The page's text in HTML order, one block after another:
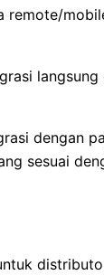
remote/
langsung
dengan
sesuai